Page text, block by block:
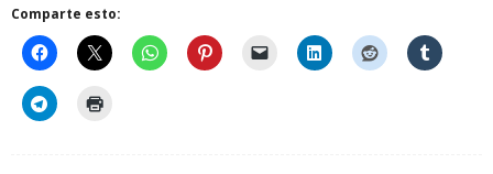
Comparte esto: